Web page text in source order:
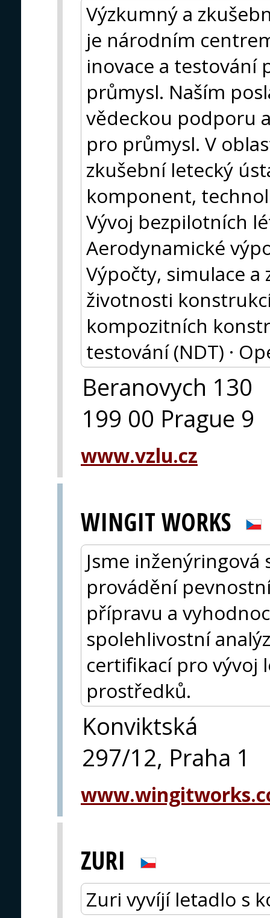
Výzkumný a
je národním
inovace a testování
průmysl. Naším
vědeckou podporu
pro průmysl. V
zkušební letecký
komponent,
Vývoj bezpilotních
Aerodynamické
Výpočty, simulace
životnosti
kompozitních
testování (NDT) ·
Beranovych 130
199 00 Prague 9
www.vzlu.cz
WINGIT WORKS
Jsme
provádění
přípravu a
spolehlivostní
certifikací pro vývoj
prostředků.
Konviktská
297/12, Praha 1
ZURI
Zuri vyvíjí letadlo s